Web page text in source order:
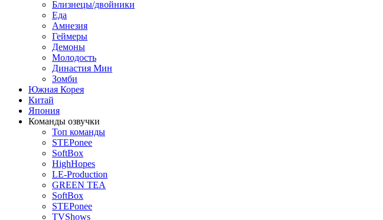
Близнецы/двойники
Еда
Амнезия
Геймеры
Демоны
Молодость
Династия Мин
Зомби
Южная Корея
Китай
Япония
Команды озвучки
Топ команды
STEPonee
SoftBox
HighHopes
LE-Production
GREEN TEA
SoftBox
STEPonee
TVShows